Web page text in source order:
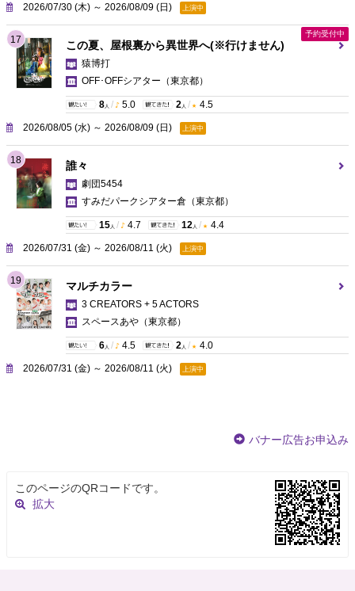
2026/07/30 (木) ～ 2026/08/09 (日) 上演中
17 この夏、屋根裏から異世界へ(※行けません)
猿博打
OFF･OFFシアター （東京都）
8 人 / 5.0 2 人 / 4.5
2026/08/05 (水) ～ 2026/08/09 (日) 上演中
予約受付中
18 誰々
劇団5454
すみだパークシアター倉 （東京都）
15 人 / 4.7 12 人 / 4.4
2026/07/31 (金) ～ 2026/08/11 (火) 上演中
19 マルチカラー
3 CREATORS + 5 ACTORS
スペースあや （東京都）
6 人 / 4.5 2 人 / 4.0
2026/07/31 (金) ～ 2026/08/11 (火) 上演中
バナー広告お申込み
このページのQRコードです。
拡大